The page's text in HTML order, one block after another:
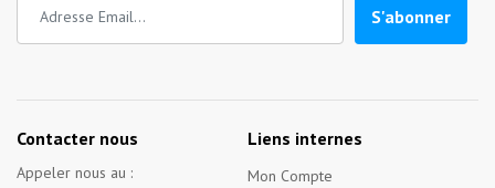
S'abonner
Contacter nous
Appeler nous au :
Liens internes
Mon Compte